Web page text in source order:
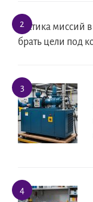
Тактика миссий
брать цели под